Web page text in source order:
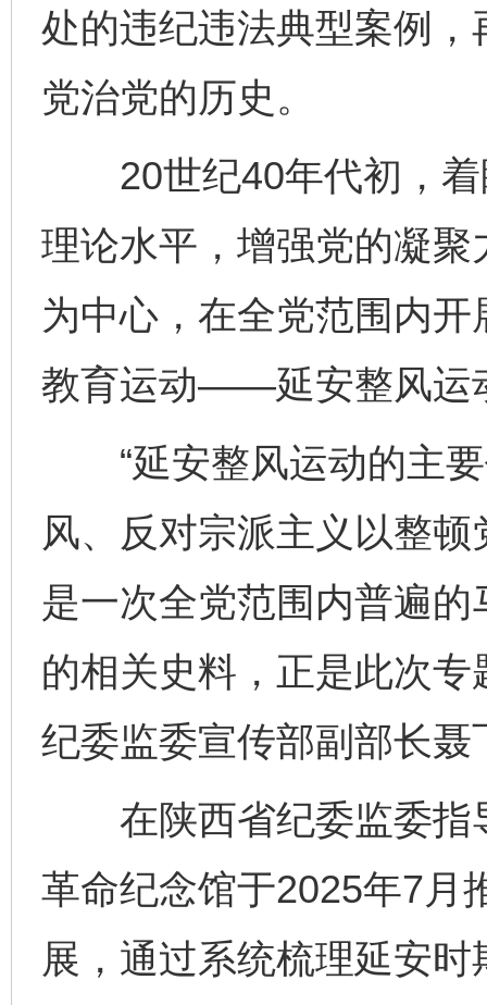
处的违纪违法典型案例
党治党的历史。
20世纪40年代初，着
理论水平，增强党的凝
为中心，在全党范围内
教育运动——延安整风运
“延安整风运动的主要
风、反对宗派主义以整
是一次全党范围内普遍
的相关史料，正是此次
纪委监委宣传部副部长聂
在陕西省纪委监委指
革命纪念馆于2025年7月
展，通过系统梳理延安